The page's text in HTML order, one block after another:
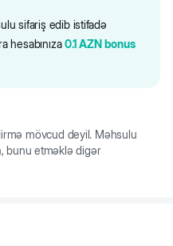
sifariş edib istifadə
hesabınıza0.1 AZN bonus
mövcud deyil. Məhsulu
bunu etməklə digər